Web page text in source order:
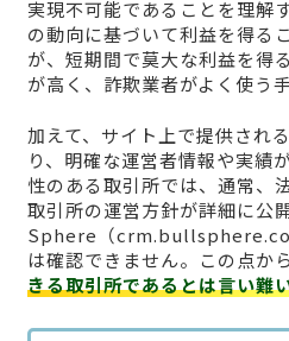
実現不可能であることを理解
の動向に基づいて利益を得る
が、短期間で莫大な利益を得
が高く、詐欺業者がよく使う手
加えて、サイト上で提供され
り、明確な運営者情報や実績
性のある取引所では、通常、
取引所の運営方針が詳細に公
Sphere（
は確認できません。この点か
きる取引所であるとは言い難